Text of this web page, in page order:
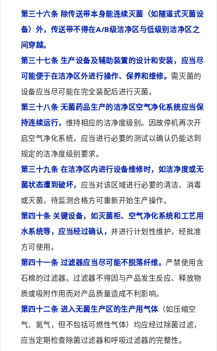
第三十六条 除传送带本身能连续灭菌（如隧道式灭菌设
备）外，传送带不得在A/B级洁净区与低级别洁净区之
间穿越。
第三十七条 生产设备及辅助装置的设计和安装，应当尽
可能便于在洁净区外进行操作、保养和维修。 需灭菌的
设备应当尽可能在完全装配后进行灭菌。
第三十八条 无菌药品生产的洁净区空气净化系统应当保
持连续运行， 维持相应的洁净度级别。因故停机再次开
启空气净化系统，应当进行必要的测试以确认仍能达到
规定的洁净度级别要求。
第三十九条 在洁净区内进行设备维修时，如洁净度或无
菌状态遭到破坏， 应当对该区域进行必要的清洁、消毒
或灭菌，待监测合格方可重新开始生产操作。
第四十条 关键设备，如灭菌柜、空气净化系统和工艺用
水系统等，应当经过确认，并进行计划性维护，经批准
方可使用。
第四十一条 过滤器应当尽可能不脱落纤维。 严禁使用含
石棉的过滤器。过滤器不得因与产品发生反应、释放物
质或吸附作用而对产品质量造成不利影响。
第四十二条 进入无菌生产区的生产用气体（如压缩空
气、氮气，但不包括可燃性气体）均应经过除菌过滤，
应当定期检查除菌过滤器和呼吸过滤器的完整性。